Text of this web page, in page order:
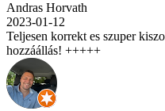
Andras Horvath
2023-01-12
Teljesen korrekt es szuper
hozzáállás! +++++